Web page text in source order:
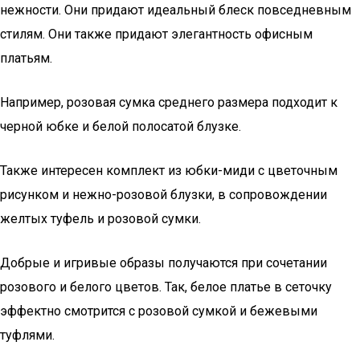
нежности. Они придают идеальный блеск повседневным
стилям. Они также придают элегантность офисным
платьям.
Например, розовая сумка среднего размера подходит к
черной юбке и белой полосатой блузке.
Также интересен комплект из юбки-миди с цветочным
рисунком и нежно-розовой блузки, в сопровождении
желтых туфель и розовой сумки.
Добрые и игривые образы получаются при сочетании
розового и белого цветов. Так, белое платье в сеточку
эффектно смотрится с розовой сумкой и бежевыми
туфлями.